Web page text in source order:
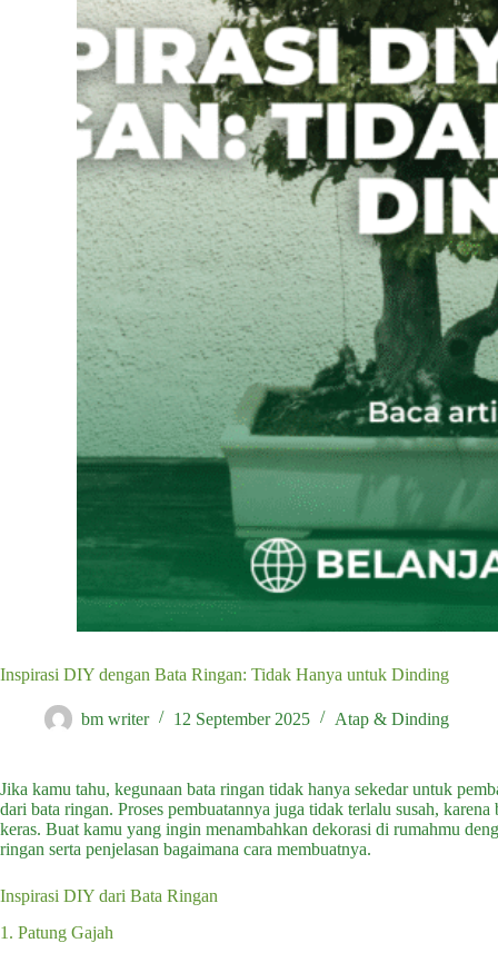
Inspirasi DIY dengan Bata Ringan: Tidak Hanya untuk Dinding
bm writer 12 September 2025 Atap & Dinding
Jika kamu tahu, kegunaan bata ringan tidak hanya sekedar untuk
dari bata ringan. Proses pembuatannya juga tidak terlalu susah,
keras. Buat kamu yang ingin menambahkan dekorasi di rumahmu
ringan serta penjelasan bagaimana cara membuatnya.
Inspirasi DIY dari Bata Ringan
1. Patung Gajah